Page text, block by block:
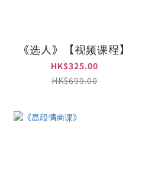
《选人》【视频课程】
HK$325.00
HK$699.00